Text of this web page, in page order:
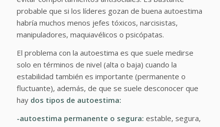
probable que si los líderes gozan de buena autoestima
habría muchos menos jefes tóxicos, narcisistas,
manipuladores, maquiavélicos o psicópatas.
El problema con la autoestima es que suele medirse
solo en términos de nivel (alta o baja) cuando la
estabilidad también es importante (permanente o
fluctuante), además, de que se suele desconocer que
hay dos tipos de autoestima:
-autoestima permanente o segura: estable, segura,